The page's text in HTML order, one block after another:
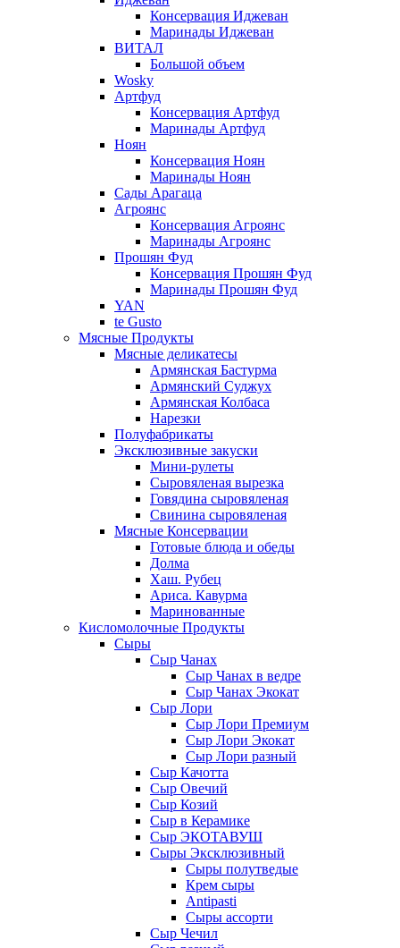
Консервация Иджеван
Маринады Иджеван
ВИТАЛ
Большой объем
Wosky
Артфуд
Консервация Артфуд
Маринады Артфуд
Ноян
Консервация Ноян
Маринады Ноян
Сады Арагаца
Агроянс
Консервация Агроянс
Маринады Агроянс
Прошян Фуд
Консервация Прошян Фуд
Маринады Прошян Фуд
YAN
te Gusto
Мясные Продукты
Мясные деликатесы
Армянская Бастурма
Армянский Суджух
Армянская Колбаса
Нарезки
Полуфабрикаты
Эксклюзивные закуски
Мини-рулеты
Сыровяленая вырезка
Говядина сыровяленая
Свинина сыровяленая
Мясные Консервации
Готовые блюда и обеды
Долма
Хаш. Рубец
Ариса. Кавурма
Маринованные
Кисломолочные Продукты
Сыры
Сыр Чанах
Сыр Чанах в ведре
Сыр Чанах Экокат
Сыр Лори
Сыр Лори Премиум
Сыр Лори Экокат
Сыр Лори разный
Сыр Качотта
Сыр Овечий
Сыр Козий
Сыр в Керамике
Сыр ЭКОТАВУШ
Сыры Эксклюзивный
Сыры полутведые
Крем сыры
Antipasti
Сыры ассорти
Сыр Чечил